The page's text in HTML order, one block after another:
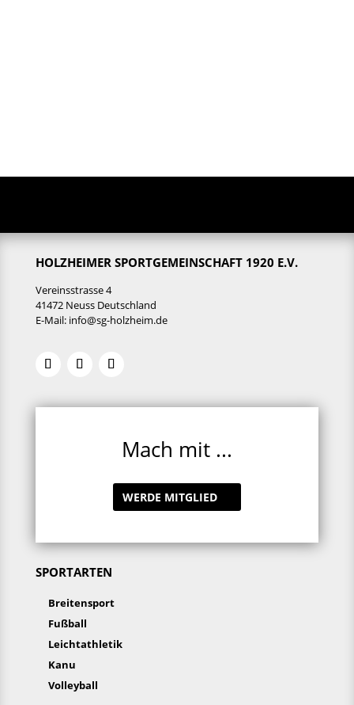
HOLZHEIMER SPORTGEMEINSCHAFT 1920 E.V.
Vereinsstrasse 4
41472 Neuss Deutschland
E-Mail: info@sg-holzheim.de
Mach mit ...
WERDE MITGLIED
SPORTARTEN
Breitensport
Fußball
Leichtathletik
Kanu
Volleyball